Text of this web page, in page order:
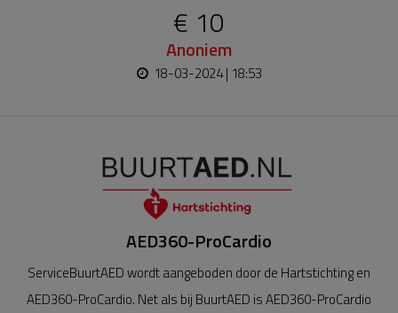
€ 10
Anoniem
18-03-2024 | 18:53
AED360-ProCardio
ServiceBuurtAED wordt aangeboden door de Hartstichting en
AED360-ProCardio. Net als bij BuurtAED is AED360-ProCardio